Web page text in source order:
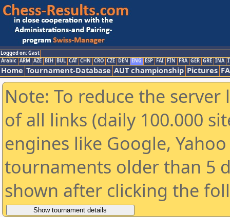
Logged on: Gast
Arabic ARM AZE BIH BUL CAT CHN CRO CZE DEN ENG ESP FAI FIN FRA GER GRE INA
Home Tournament-Database AUT championship Pictures
Note: To reduce the
of all links (daily 100.000
engines like Google,
tournaments older than 5
shown after clicking the